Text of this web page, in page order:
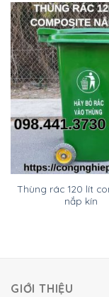
Thùng rác 120 lít
nắp kín
GIỚI THIỆU